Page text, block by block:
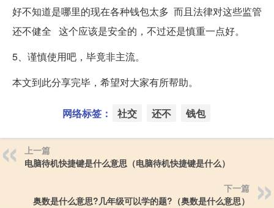
好不知道是哪里的现在各种钱包太多 而且法律对这些监管
还不健全 这个应该是安全的，不过还是慎重一点好。
5、谨慎使用吧，毕竟非主流。
本文到此分享完毕，希望对大家有所帮助。
网络标签： 社交 还不 钱包
上一篇
电脑待机快捷键是什么意思（电脑待机快捷键是什么）
下一篇
奥数是什么意思?几年级可以学的题?（奥数是什么意思）